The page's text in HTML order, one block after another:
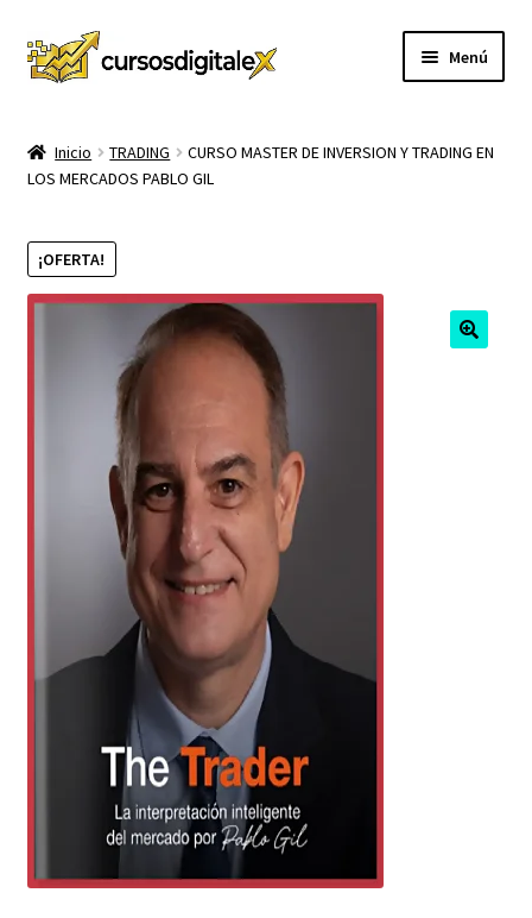
Ir
a
Ir
al
Menú
TIENDA
CURSOS
hijo
MEMBRESIA
CONTACTO
Inicio TRADING
CURSO MASTER DE INVERSION Y TRADING EN
LOS MERCADOS PABLO GIL
¡OFERTA!